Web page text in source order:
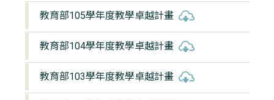
教育部105學年度教學卓越計畫
教育部104學年度教學卓越計畫
教育部103學年度教學卓越計畫